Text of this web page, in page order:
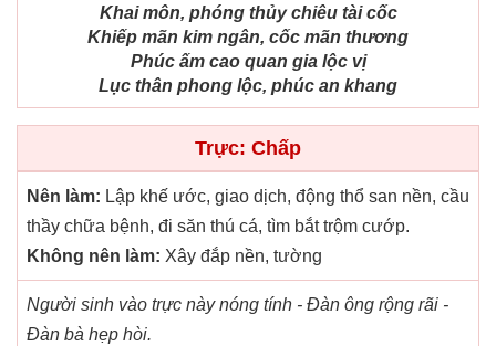
Khai môn, phóng thủy chiêu tài cốc
Khiếp mãn kim ngân, cốc mãn thương
Phúc ấm cao quan gia lộc vị
Lục thân phong lộc, phúc an khang
Trực: Chấp
Nên làm: Lập khế ước, giao dịch, động thổ san nền, cầu
thầy chữa bệnh, đi săn thú cá, tìm bắt trộm cướp.
Không nên làm: Xây đắp nền, tường
Người sinh vào trực này nóng tính - Đàn ông rộng rãi -
Đàn bà hẹp hòi.